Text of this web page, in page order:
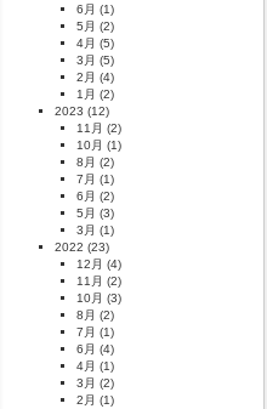
6月 (1)
5月 (2)
4月 (5)
3月 (5)
2月 (4)
1月 (2)
2023 (12)
11月 (2)
10月 (1)
8月 (2)
7月 (1)
6月 (2)
5月 (3)
3月 (1)
2022 (23)
12月 (4)
11月 (2)
10月 (3)
8月 (2)
7月 (1)
6月 (4)
4月 (1)
3月 (2)
2月 (1)